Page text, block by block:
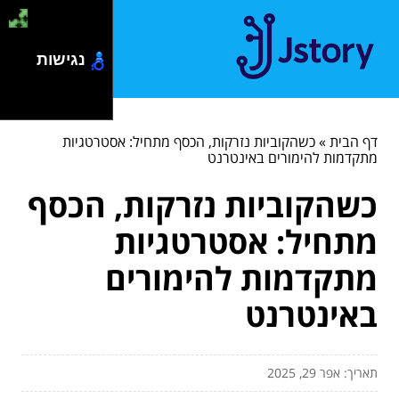
דף הבית»כשהקוביות נזרקות, הכסף מתחיל: אסטרטגיות
מתקדמות להימורים באינטרנט
כשהקוביות נזרקות, הכסף
מתחיל: אסטרטגיות
מתקדמות להימורים
באינטרנט
תאריך: אפר 29, 2025
נגישות